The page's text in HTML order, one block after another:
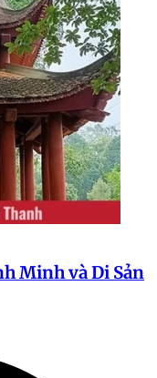
Minh và Di Sản